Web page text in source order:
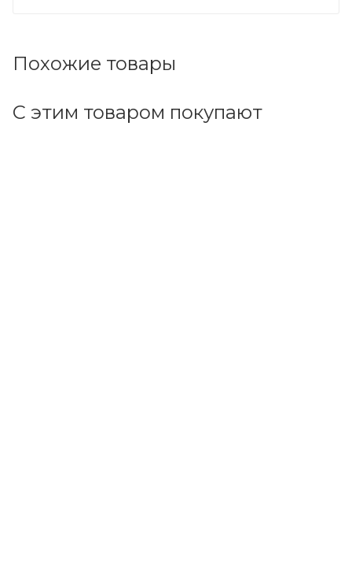
Похожие товары
С этим товаром покупают